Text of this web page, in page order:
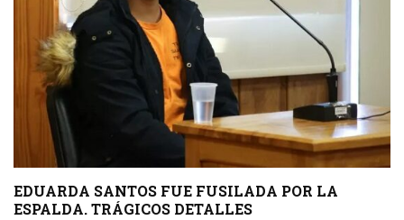
EDUARDA SANTOS FUE FUSILADA POR LA
ESPALDA. TRÁGICOS DETALLES